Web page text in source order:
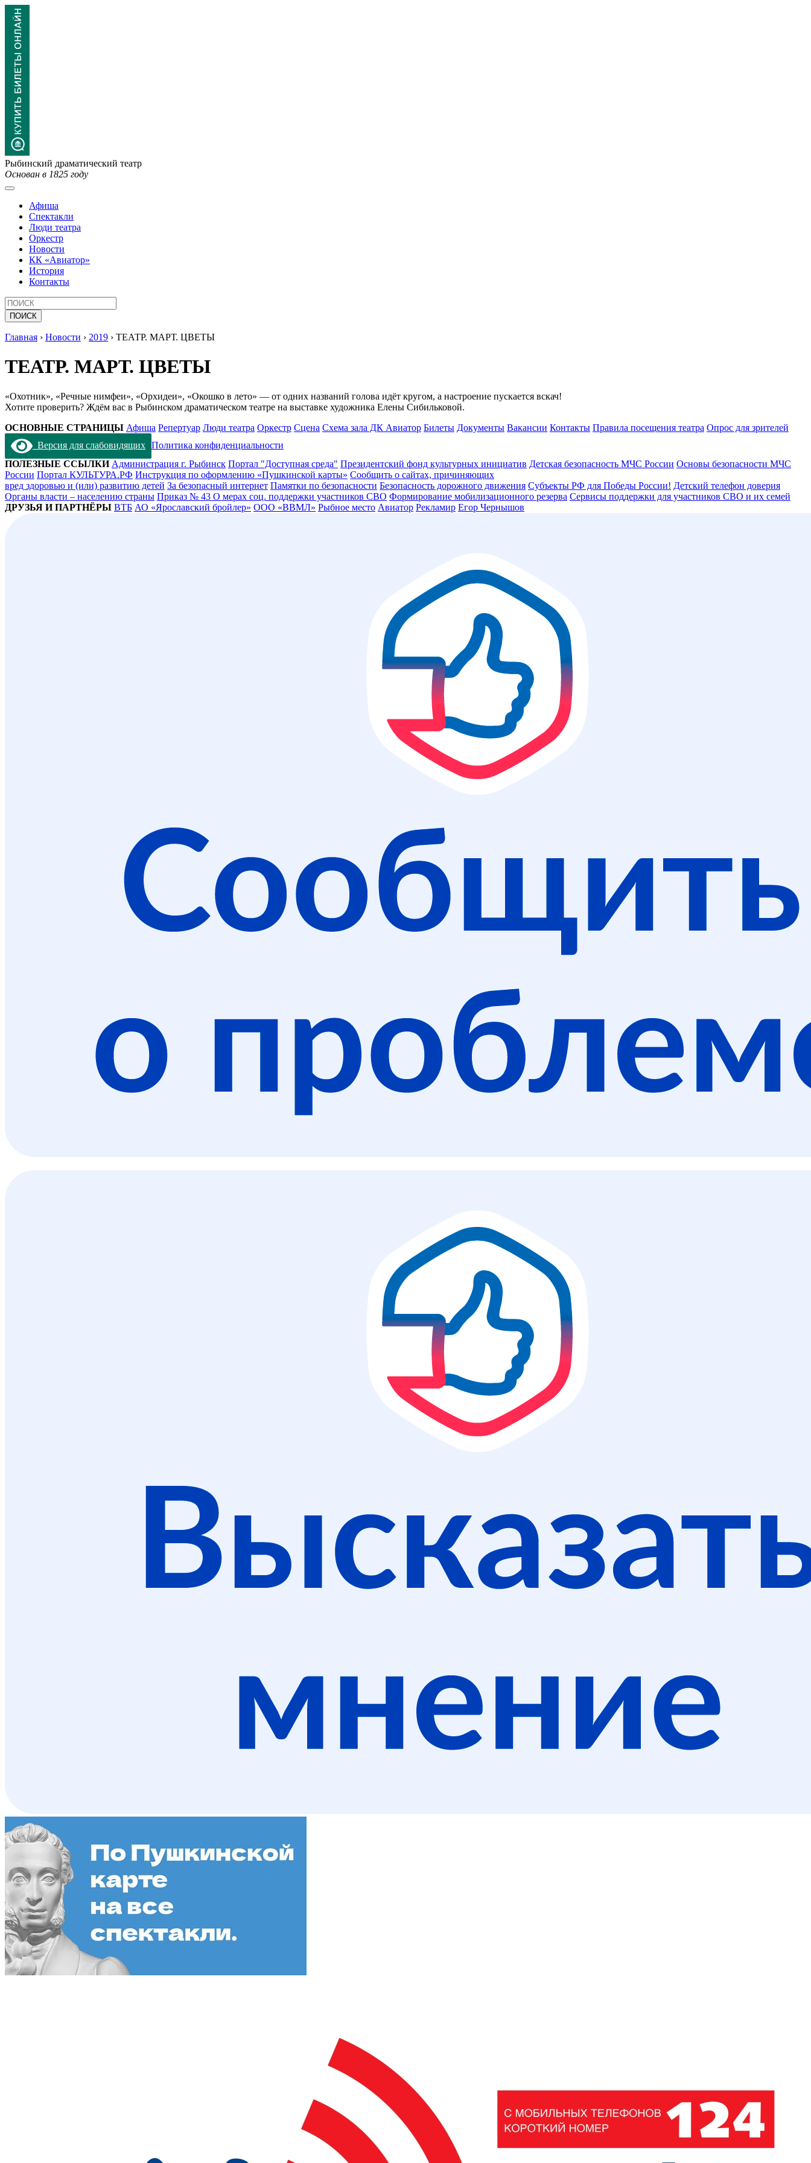
Рыбинский драматический театр
Основан в 1825 году
Афиша
Спектакли
Люди театра
Оркестр
Новости
КК «Авиатор»
История
Контакты
Главная › Новости › 2019 › ТЕАТР. МАРТ. ЦВЕТЫ
ТЕАТР. МАРТ. ЦВЕТЫ
«Охотник», «Речные нимфеи», «Орхидеи», «Окошко в лето» — от одних названий голова идёт кругом, а настроение пускается вскач!
Хотите проверить? Ждём вас в Рыбинском драматическом театре на выставке художника Елены Сибильковой.
ОСНОВНЫЕ СТРАНИЦЫ Афиша Репертуар Люди театра Оркестр Сцена Схема зала ДК Авиатор Билеты Документы Вакансии Контакты Правила посещения театра Опрос для зрителей
Версия для слабовидящих Политика конфиденциальности
ПОЛЕЗНЫЕ ССЫЛКИ Администрация г. Рыбинск Портал "Доступная среда" Президентский фонд культурных инициатив Детская безопасность МЧС России Основы безопасности МЧС
России Портал КУЛЬТУРА.РФ Инструкция по оформлению «Пушкинской карты» Сообщить о сайтах, причиняющих
вред здоровью и (или) развитию детей За безопасный интернет Памятки по безопасности Безопасность дорожного движения Субъекты РФ для Победы России! Детский телефон доверия
Органы власти – населению страны Приказ № 43 О мерах соц. поддержки участников СВО Формирование мобилизационного резерва Сервисы поддержки для участников СВО и их семей
ДРУЗЬЯ И ПАРТНЁРЫ ВТБ АО «Ярославский бройлер» ООО «ВВМЛ» Рыбное место Авиатор Рекламир Егор Чернышов